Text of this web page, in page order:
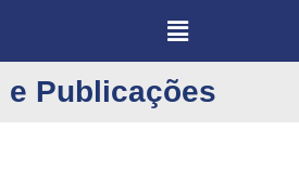
Menu
Publicações